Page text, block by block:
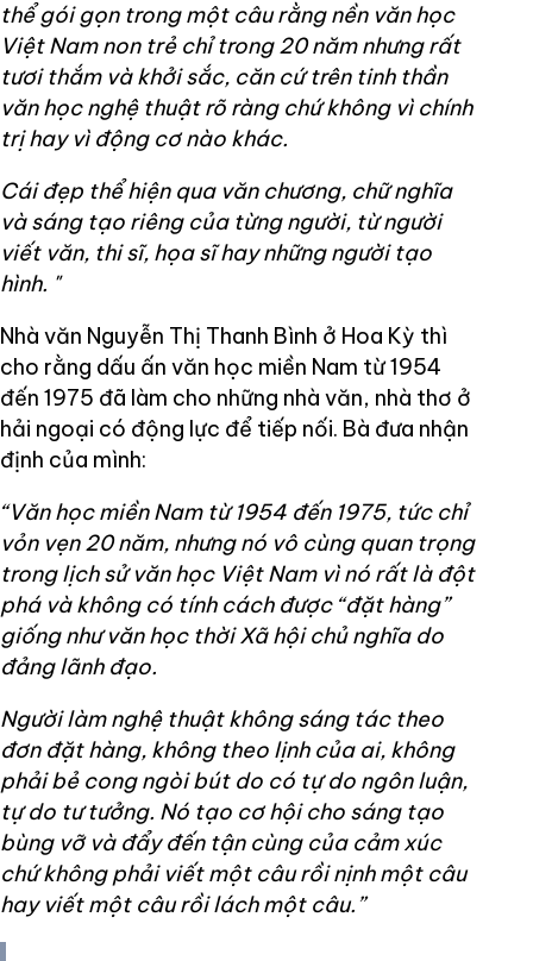
thể gói gọn trong một câu rằng nền văn học
Việt Nam non trẻ chỉ trong 20 năm nhưng rất
tươi thắm và khởi sắc, căn cứ trên tinh thần
văn học nghệ thuật rõ ràng chứ không vì chính
trị hay vì động cơ nào khác.
Cái đẹp thể hiện qua văn chương, chữ nghĩa
và sáng tạo riêng của từng người, từ người
viết văn, thi sĩ, họa sĩ hay những người tạo
hình. "
Nhà văn Nguyễn Thị Thanh Bình ở Hoa Kỳ thì
cho rằng dấu ấn văn học miền Nam từ 1954
đến 1975 đã làm cho những nhà văn, nhà thơ ở
hải ngoại có động lực để tiếp nối. Bà đưa nhận
định của mình:
“Văn học miền Nam từ 1954 đến 1975, tức chỉ
vỏn vẹn 20 năm, nhưng nó vô cùng quan trọng
trong lịch sử văn học Việt Nam vì nó rất là đột
phá và không có tính cách được “đặt hàng”
giống như văn học thời Xã hội chủ nghĩa do
đảng lãnh đạo.
Người làm nghệ thuật không sáng tác theo
đơn đặt hàng, không theo lịnh của ai, không
phải bẻ cong ngòi bút do có tự do ngôn luận,
tự do tư tưởng. Nó tạo cơ hội cho sáng tạo
bùng vỡ và đẩy đến tận cùng của cảm xúc
chứ không phải viết một câu rồi nịnh một câu
hay viết một câu rồi lách một câu.”